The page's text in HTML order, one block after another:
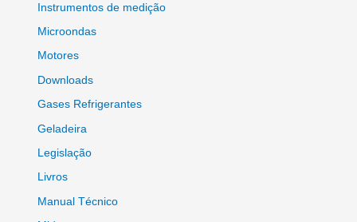
Instrumentos de medição
Microondas
Motores
Downloads
Gases Refrigerantes
Geladeira
Legislação
Livros
Manual Técnico